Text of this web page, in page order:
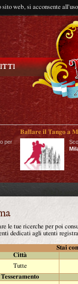
web, si acconsente
per
Ballare il Tango a
le tue ricerche per poi
dedicati agli utenti
Stai
Città
Tutte
Tesseramento